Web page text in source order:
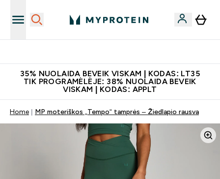
35% NUOLAIDA BEVEIK VISKAM | KODAS: LT35
TIK PROGRAMĖLĖJE: 38% NUOLAIDA BEVEIK
VISKAM | KODAS: APPLT
Home MP moteriškos „Tempo“ tamprės – Žiedlapio rausva